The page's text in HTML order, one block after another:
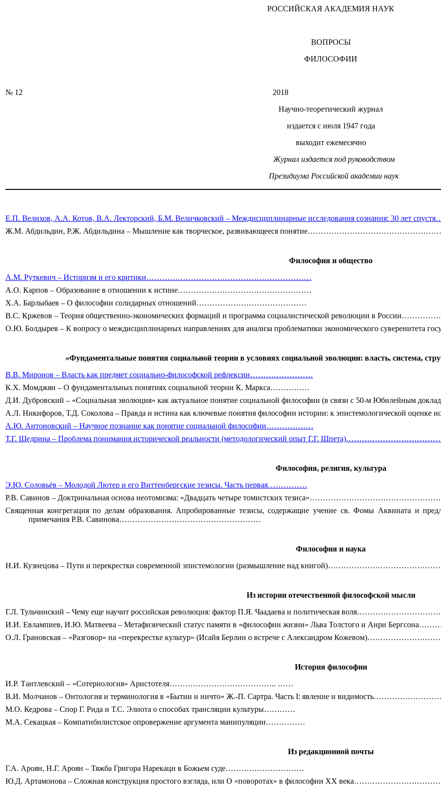
РОССИЙСКАЯ АКАДЕМИЯ НАУК
ВОПРОСЫ
ФИЛОСОФИИ
№ 12
2018
Научно-теоретический журнал
издается с июля 1947 года
выходит ежемесячно
Журнал издается под руководством
Президиума Российской академии наук
Е.П. Велихов, А.А. Котов, В.А. Лекторский, Б.М. Величковский – Междисциплинарные исследования сознания:
Ж.М. Абдильдин, Р.Ж. Абдильдина – Мышление как творческое, развивающееся
Философия и общество
А.М. Руткевич – Историзм и его критики………………………………………………………
А.О. Карпов – Образование в отношении к истине……………………………………………
Х.А. Барлыбаев – О философии солидарных отношений……………………………………
В.С. Кржевов – Теория общественно-экономических формаций и программа социалистической революции в
О.Ю. Болдырев – К вопросу о междисциплинарных направлениях для анализа проблематики экономического
«Фундаментальные понятия социальной теории в условиях социальной эволюции: власть, система,
В.В. Миронов – Власть как предмет социально-философской рефлексии……………………
К.Х. Момджян – О фундаментальных понятиях социальной теории К. Маркса……………
Д.И. Дубровский – «Социальная эволюция» как актуальное понятие социальной философии (в связи с 50-м Юбилейным
А.Л. Никифоров, Т.Д. Соколова – Правда и истина как ключевые понятия философии истории: к эпистемологической
А.Ю. Антоновский – Научное познание как понятие социальной философии………………
Т.Г. Щедрина – Проблема понимания исторической реальности (методологический опыт Г.Г.
Философия, религия, культура
Э.Ю. Соловьёв – Молодой Лютер и его Виттенбергские тезисы. Часть первая……………
Р.В. Савинов – Доктринальная основа неотомизма: «Двадцать четыре томистских
Священная конгрегация по делам образования. Апробированные тезисы, содержащие учение св. Фомы Аквината и
примечания Р.В. Савинова………………………………………………
Философия и наука
Н.И. Кузнецова – Пути и перекрестки современной эпистемологии (размышление над
Из истории отечественной философской мысли
Г.Л. Тульчинский – Чему еще научит российская революция: фактор П.Я. Чаадаева и политическая
И.И. Евлампиев, И.Ю. Матвеева – Метафизический статус памяти в «философии жизни» Льва Толстого и
О.Л. Грановская – «Разговор» на «перекрестке культур» (Исайя Берлин о встрече с Александром
История философии
И.Р. Тантлевский – «Сотериология» Аристотеля………………………………….. ……
В.И. Молчанов – Онтология и терминология в «Бытии и ничто» Ж.-П. Сартра. Часть I: явление и
М.О. Кедрова – Спор Г. Рида и Т.С. Элиота о способах трансляции культуры…………
М.А. Секацкая – Компатибилистское опровержение аргумента манипуляции……………
Из редакционной почты
Г.А. Ароян, Н.Г. Ароян – Тяжба Григора Нарекаци в Божьем суде…………………………
Ю.Д. Артамонова – Сложная конструкция простого взгляда, или О «поворотах» в философии XX